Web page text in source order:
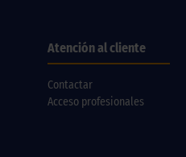
Atención al cliente
Contactar
Acceso profesionales